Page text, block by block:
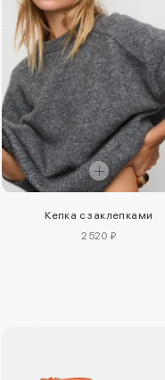
Кепка с заклепками
2520 ₽